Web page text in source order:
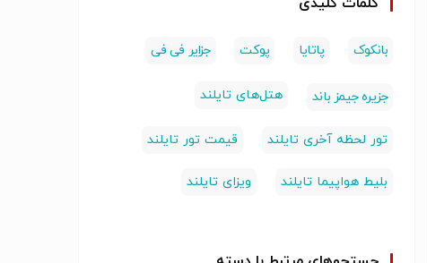
بانکوک پاتایا پوکت جزایر فی فی
جزیره جیمز باند هتل‌های تایلند
تور لحظه آخری تایلند قیمت تور تایلند
بلیط هواپیما تایلند ویزای تایلند